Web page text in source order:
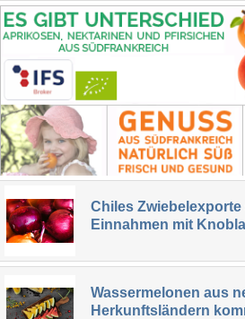
Chiles Zwiebelexporte
Einnahmen mit
Wassermelonen aus
Herkunftsländern